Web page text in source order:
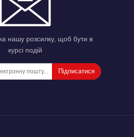
нашу розсилку, щоб бути в
курсі подій
Підписатися